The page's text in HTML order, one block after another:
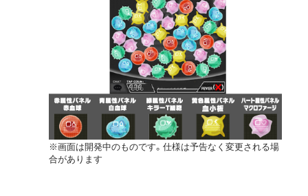
※画面は開発中のものです。仕様は予告なく変更される場
合があります